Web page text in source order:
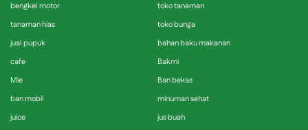
bengkel motor
toko tanaman
tanaman hias
toko bunga
jual pupuk
bahan baku makanan
cafe
Bakmi
Mie
Ban bekas
ban mobil
minuman sehat
juice
jus buah